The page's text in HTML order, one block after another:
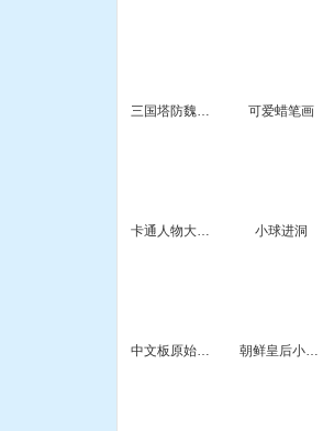
三国塔防魏传无敌版 可爱蜡笔画
卡通人物大乱斗 小球进洞
中文板原始人守成小游戏 朝鲜皇后小游戏